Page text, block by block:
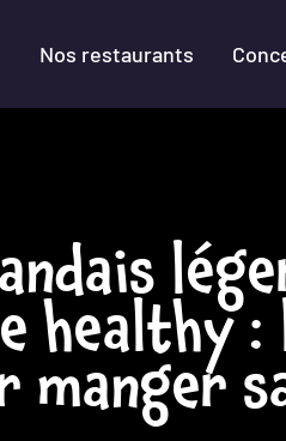
Nos restaurants
healthy :
manger